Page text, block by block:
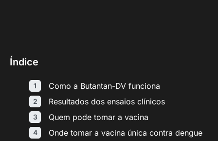
Índice
Como a Butantan-DV funciona
Resultados dos ensaios clínicos
Quem pode tomar a vacina
Onde tomar a vacina única contra dengue